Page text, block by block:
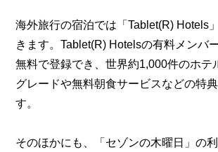
海外旅行の宿泊では「Tablet(R) Hotels
きます。Tablet(R) Hotelsの有料メンバ
無料で登録でき、世界約1,000件のホテ
グレードや無料朝食サービスなどの特
す。
そのほかにも、「セゾンの木曜日」の